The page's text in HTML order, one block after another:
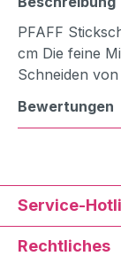
PFAFF
cm Die feine
Schneiden
Bewertungen
Service-
Rechtliches